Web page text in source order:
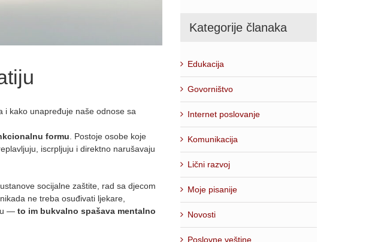
i kako unapređuje naše odnose sa
formu. Postoje osobe koje
iscrpljuju i direktno narušavaju
socijalne zaštite, rad sa djecom
ne treba osuđivati ljekare,
— to im bukvalno spašava mentalno
Kategorije članaka
Edukacija
Govorništvo
Internet poslovanje
Komunikacija
Lični razvoj
Moje pisanije
Novosti
Poslovne veštine